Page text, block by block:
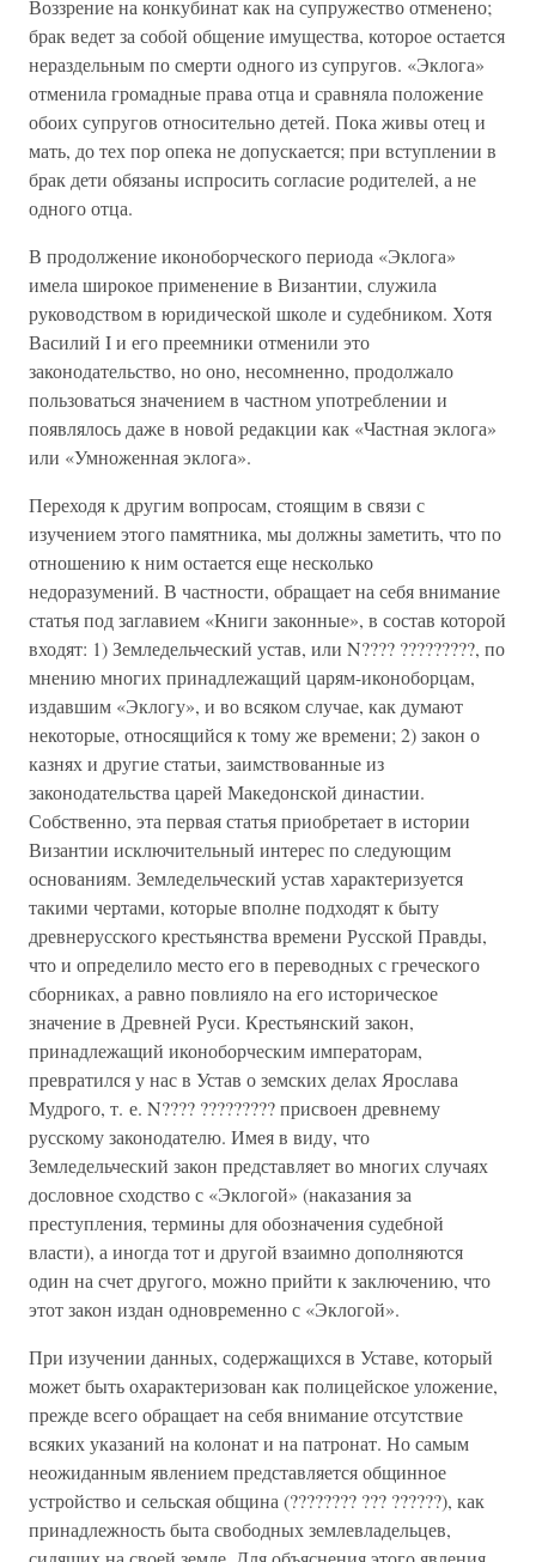
Воззрение на конкубинат как на супружество отменено;
брак ведет за собой общение имущества, которое остается
нераздельным по смерти одного из супругов. «Эклога»
отменила громадные права отца и сравняла положение
обоих супругов относительно детей. Пока живы отец и
мать, до тех пор опека не допускается; при вступлении в
брак дети обязаны испросить согласие родителей, а не
одного отца.
В продолжение иконоборческого периода «Эклога»
имела широкое применение в Византии, служила
руководством в юридической школе и судебником. Хотя
Василий I и его преемники отменили это
законодательство, но оно, несомненно, продолжало
пользоваться значением в частном употреблении и
появлялось даже в новой редакции как «Частная эклога»
или «Умноженная эклога».
Переходя к другим вопросам, стоящим в связи с
изучением этого памятника, мы должны заметить, что по
отношению к ним остается еще несколько
недоразумений. В частности, обращает на себя внимание
статья под заглавием «Книги законные», в состав которой
входят: 1) Земледельческий устав, или N???? ?????????, по
мнению многих принадлежащий царям-иконоборцам,
издавшим «Эклогу», и во всяком случае, как думают
некоторые, относящийся к тому же времени; 2) закон о
казнях и другие статьи, заимствованные из
законодательства царей Македонской династии.
Собственно, эта первая статья приобретает в истории
Византии исключительный интерес по следующим
основаниям. Земледельческий устав характеризуется
такими чертами, которые вполне подходят к быту
древнерусского крестьянства времени Русской Правды,
что и определило место его в переводных с греческого
сборниках, а равно повлияло на его историческое
значение в Древней Руси. Крестьянский закон,
принадлежащий иконоборческим императорам,
превратился у нас в Устав о земских делах Ярослава
Мудрого, т. е. N???? ????????? присвоен древнему
русскому законодателю. Имея в виду, что
Земледельческий закон представляет во многих случаях
дословное сходство с «Эклогой» (наказания за
преступления, термины для обозначения судебной
власти), а иногда тот и другой взаимно дополняются
один на счет другого, можно прийти к заключению, что
этот закон издан одновременно с «Эклогой».
При изучении данных, содержащихся в Уставе, который
может быть охарактеризован как полицейское уложение,
прежде всего обращает на себя внимание отсутствие
всяких указаний на колонат и на патронат. Но самым
неожиданным явлением представляется общинное
устройство и сельская община (???????? ??? ??????), как
принадлежность быта свободных землевладельцев,